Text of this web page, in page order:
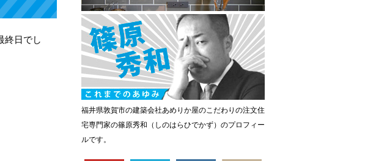
終日でし
福井県敦賀市の建築会社あめりか屋のこだわりの注文住
宅専門家の篠原秀和（しのはらひでかず）のプロフィー
ルです。